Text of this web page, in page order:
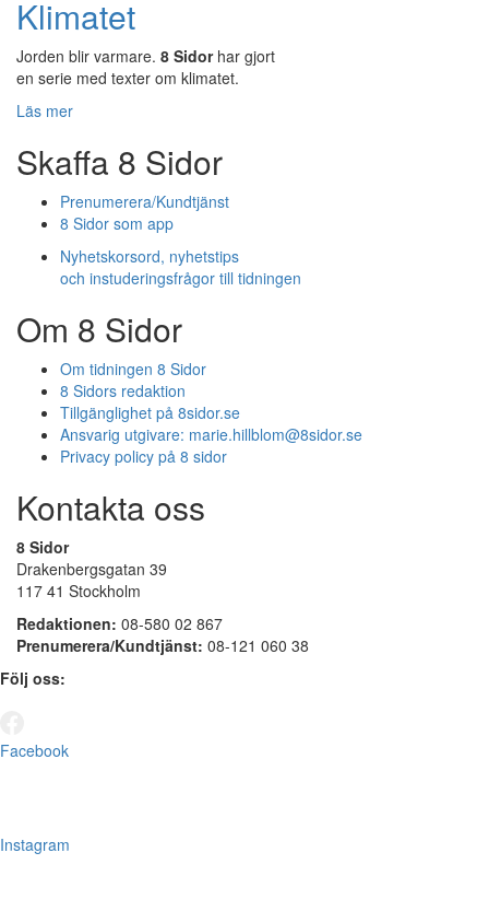
Klimatet
Jorden blir varmare. 8 Sidorhar gjort
en serie med texter om klimatet.
Läs mer
Skaffa 8 Sidor
Prenumerera/Kundtjänst
8 Sidor som app
Nyhetskorsord, nyhetstips
och instuderingsfrågor till tidningen
Om 8 Sidor
Om tidningen 8 Sidor
8 Sidors redaktion
Tillgänglighet på 8sidor.se
Ansvarig utgivare: marie.hillblom@8sidor.se
Privacy policy på 8 sidor
Kontakta oss
8 Sidor
Drakenbergsgatan 39
117 41 Stockholm
Redaktionen: 08-580 02 867
Prenumerera/Kundtjänst: 08-121 060 38
Följ oss:
Facebook
Instagram